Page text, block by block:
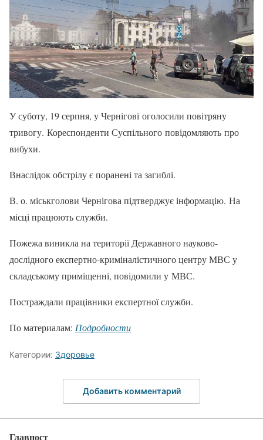
У суботу, 19 серпня, у Чернігові оголосили повітряну
тривогу. Кореспонденти Суспільного повідомляють про
вибухи.
Внаслідок обстрілу є поранені та загиблі.
В. о. міськголови Чернігова підтверджує інформацію. На
місці працюють служби.
Пожежа виникла на території Державного науково-
дослідного експертно-криміналістичного центру МВС у
складському приміщенні, повідомили у МВС.
Постраждали працівники експертної служби.
По материалам: Подробности
Категории: Здоровье
Добавить комментарий
Главпост